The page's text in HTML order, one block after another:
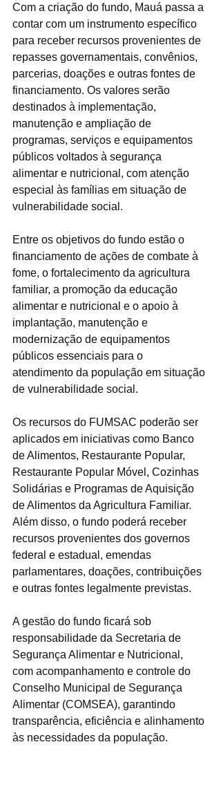
Com a criação do fundo, Mauá passa a
contar com um instrumento específico
para receber recursos provenientes de
repasses governamentais, convênios,
parcerias, doações e outras fontes de
financiamento. Os valores serão
destinados à implementação,
manutenção e ampliação de
programas, serviços e equipamentos
públicos voltados à segurança
alimentar e nutricional, com atenção
especial às famílias em situação de
vulnerabilidade social.
Entre os objetivos do fundo estão o
financiamento de ações de combate à
fome, o fortalecimento da agricultura
familiar, a promoção da educação
alimentar e nutricional e o apoio à
implantação, manutenção e
modernização de equipamentos
públicos essenciais para o
atendimento da população em situação
de vulnerabilidade social.
Os recursos do FUMSAC poderão ser
aplicados em iniciativas como Banco
de Alimentos, Restaurante Popular,
Restaurante Popular Móvel, Cozinhas
Solidárias e Programas de Aquisição
de Alimentos da Agricultura Familiar.
Além disso, o fundo poderá receber
recursos provenientes dos governos
federal e estadual, emendas
parlamentares, doações, contribuições
e outras fontes legalmente previstas.
A gestão do fundo ficará sob
responsabilidade da Secretaria de
Segurança Alimentar e Nutricional,
com acompanhamento e controle do
Conselho Municipal de Segurança
Alimentar (COMSEA), garantindo
transparência, eficiência e alinhamento
às necessidades da população.